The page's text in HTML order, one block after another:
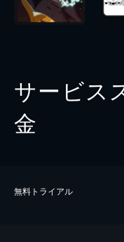
サービス
金
無料トライアル